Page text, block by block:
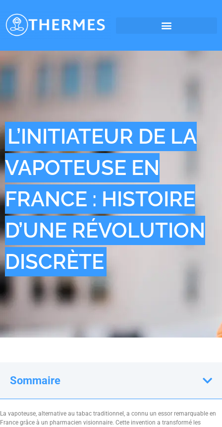
L’INITIATEUR DE LA
VAPOTEUSE EN
FRANCE : HISTOIRE
D’UNE RÉVOLUTION
DISCRÈTE
Sommaire
La vapoteuse, alternative au tabac traditionnel, a connu un essor remarquable en
France grâce à un pharmacien visionnaire. Cette invention a transformé les